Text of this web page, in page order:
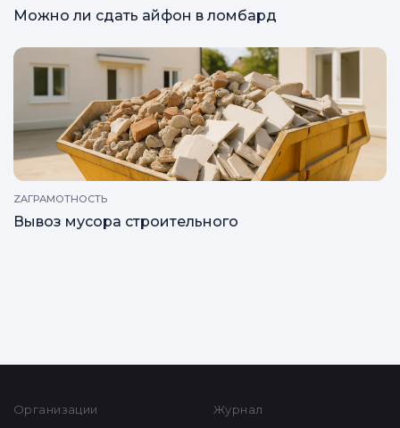
Можно ли сдать айфон в ломбард
ZAГРАМОТНОСТЬ
Вывоз мусора строительного
Организации
Журнал